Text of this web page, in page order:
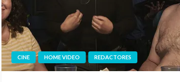
CINE HOME VIDEO REDACTORES